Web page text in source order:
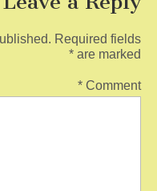
Required fields
are marked
*
Comment
*